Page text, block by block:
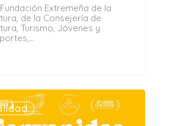
Extremeña de la
de la Consejería de
Turismo, Jóvenes y
0